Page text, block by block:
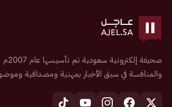
والمنافسة في سبق الأخبار بمهنية ومصداقية